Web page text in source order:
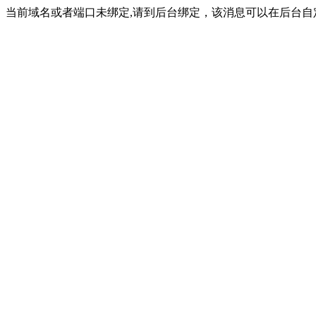
当前域名或者端口未绑定,请到后台绑定，该消息可以在后台自